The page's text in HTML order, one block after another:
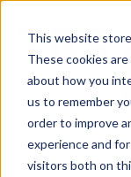
This website
These cookies
about how you
us to remember
order to improve
experience and
visitors both on